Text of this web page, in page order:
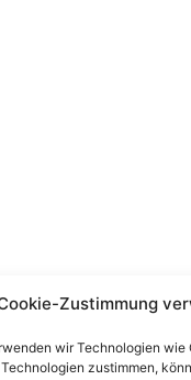
Zustimmung
wir Technologien
zustimmen,